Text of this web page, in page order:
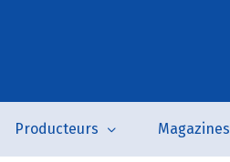
Producteurs Magazines